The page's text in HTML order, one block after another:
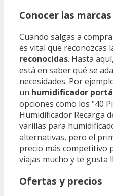
Conocer las
Cuando salgas a
es vital que reconozcas
reconocidas. Hasta
está en saber qué se
necesidades. Por
un humidificador
opciones como los "40
Humidificador Recarga
varillas para
alternativas, pero el
precio más competitivo
viajas mucho y te gusta
Ofertas y precios